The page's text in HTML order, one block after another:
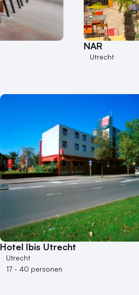
NAR
Utrecht
Hotel Ibis Utrecht
Utrecht
17 - 40 personen